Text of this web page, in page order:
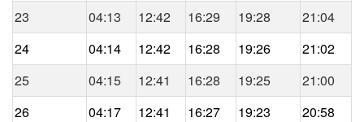
23 04:13 12:42 16:29 19:28
21:04
24
04:14 12:42 16:28 19:26
21:02
25
04:15 12:41 16:28 19:25
21:00
26
04:17 12:41 16:27 19:23
20:58